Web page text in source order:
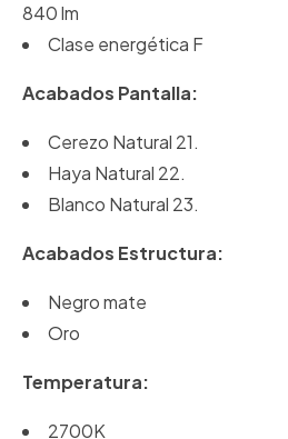
840 lm
Clase energética F
Acabados Pantalla:
Cerezo Natural 21.
Haya Natural 22.
Blanco Natural 23.
Acabados Estructura:
Negro mate
Oro
Temperatura:
2700K